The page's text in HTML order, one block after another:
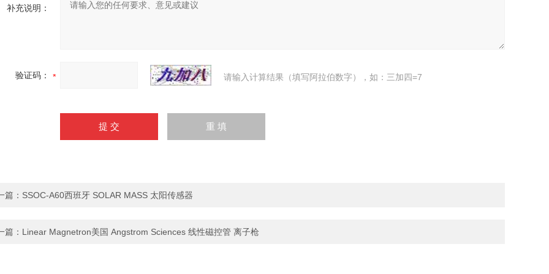
补充说明：
验证码： 请输入计算结果（填写阿拉伯数字），如：三加四=7
篇： SSOC-A60西班牙 SOLAR MASS 太阳传感器
篇： Linear Magnetron美国 Angstrom Sciences 线性磁控管 离子枪